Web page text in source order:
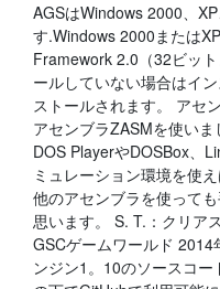
AGSはWindows 2000、
す.Windows 2000または
Framework 2.0（32ビッ
ールしていない場合はイ
ストールされます。 アセ
アセンブラZASMを使い
DOS PlayerやDOSBox、
ミュレーション環境を使
他のアセンブラを使って
思います。 S. T.：クリア
GSCゲームワールド 2014
ンジン1。10のソースコ